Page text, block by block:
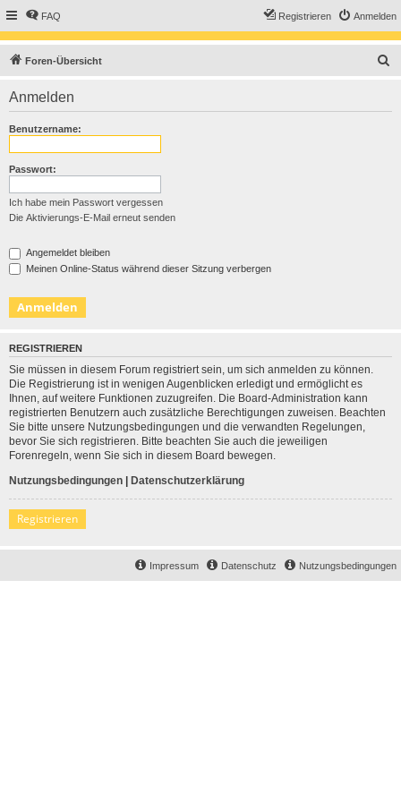
FAQ Anmelden
Registrieren
Foren-Übersicht
Anmelden
Benutzername:
Passwort:
Ich habe mein Passwort vergessen
Die Aktivierungs-E-Mail erneut senden
Angemeldet bleiben
Meinen Online-Status während dieser Sitzung verbergen
REGISTRIEREN
Sie müssen in diesem Forum registriert sein, um sich anmelden zu können.
Die Registrierung ist in wenigen Augenblicken erledigt und ermöglicht es
Ihnen, auf weitere Funktionen zuzugreifen. Die Board-Administration kann
registrierten Benutzern auch zusätzliche Berechtigungen zuweisen. Beachten
Sie bitte unsere Nutzungsbedingungen und die verwandten Regelungen,
bevor Sie sich registrieren. Bitte beachten Sie auch die jeweiligen
Forenregeln, wenn Sie sich in diesem Board bewegen.
Nutzungsbedingungen | Datenschutzerklärung
Registrieren
Nutzungsbedingungen
Datenschutz
Impressum